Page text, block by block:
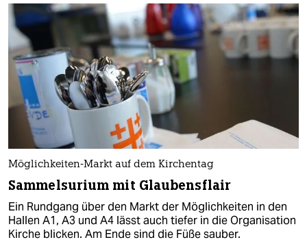
Möglichkeiten-Markt auf dem Kirchentag
Sammelsurium mit Glaubensflair
Ein Rundgang über den Markt der Möglichkeiten in den
Hallen A1, A3 und A4 lässt auch tiefer in die Organisation
Kirche blicken. Am Ende sind die Füße sauber.